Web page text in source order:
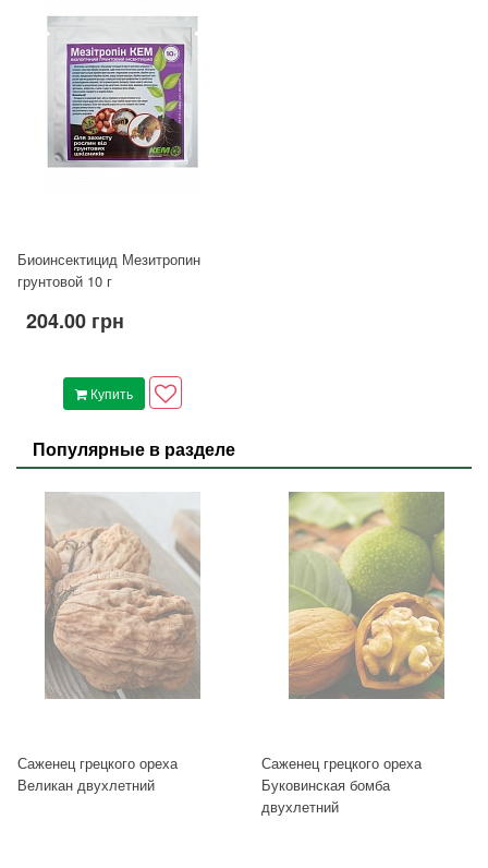
Биоинсектицид Мезитропин
грунтовой 10 г
204.00 грн
Купить
Популярные в разделе
Саженец грецкого ореха
Великан двухлетний
Саженец грецкого ореха
Буковинская бомба
двухлетний